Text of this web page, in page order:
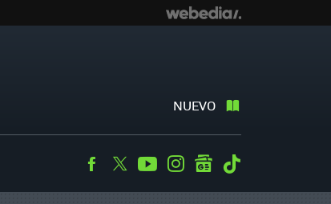
NUEVO
Facebook
TwitterYoutubeInstagramgooglenews